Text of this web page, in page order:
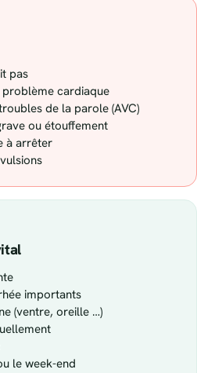
pas
cardiaque
de la parole (AVC)
ou étouffement
à arrêter
importants
(ventre, oreille …)
le week-end